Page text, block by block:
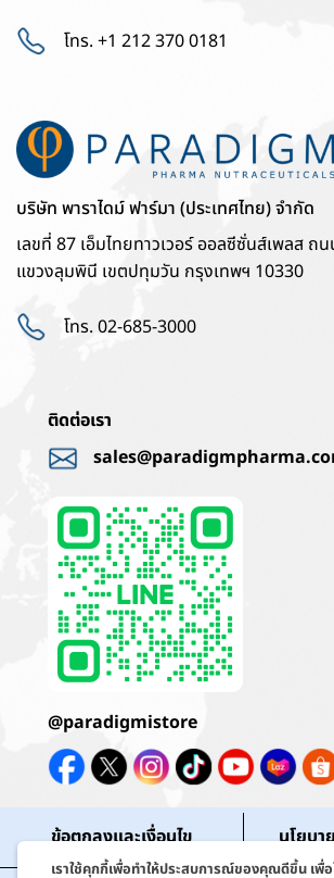
โทร. +1 212 370 0181
บริษัท พาราไดม์ ฟาร์มา (ประเทศไทย) จำกัด
เลขที่ 87 เอ็มไทยทาวเวอร์ ออลซีซั่นส์เพลส ถ
แขวงลุมพินี เขตปทุมวัน กรุงเทพฯ 10330
โทร. 02-685-3000
ติดต่อเรา
@paradigmistore
ข้อตกลงและเงื่อนไข นโยบา
เราใช้คุกกี้เพื่อทำให้ประสบการณ์ของคุณดีขึ้น เพื่อ